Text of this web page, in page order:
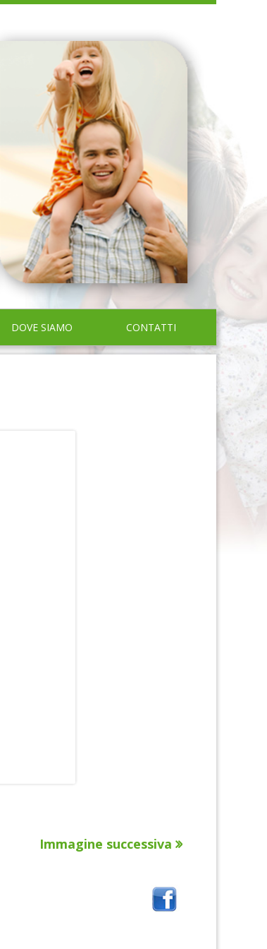
DOVE SIAMO CONTATTI
Immagine successiva